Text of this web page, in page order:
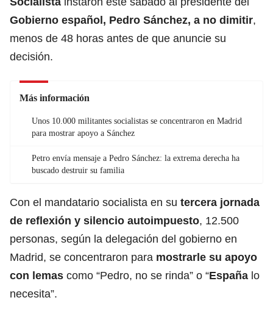
Gobierno español, Pedro Sánchez, a no dimitir,
menos de 48 horas antes de que anuncie su
decisión.
Más información
Unos 10.000 militantes socialistas se concentraron en Madrid
para mostrar apoyo a Sánchez
Petro envía mensaje a Pedro Sánchez: la extrema derecha ha
buscado destruir su familia
Con el mandatario socialista en su tercera jornada
de reflexión y silencio autoimpuesto, 12.500
personas, según la delegación del gobierno en
Madrid, se concentraron para mostrarle su apoyo
con lemas como “Pedro, no se rinda” o “España lo
necesita”.